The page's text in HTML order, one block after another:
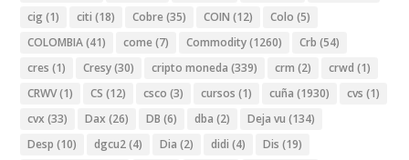
cig (1) citi (18) Cobre (35) COIN (12) Colo (5)
COLOMBIA(41) come (7) Commodity(1260) Crb (54)
cres (1) Cresy(30) cripto moneda (339) crm (2) crwd (1)
CRWV(1) CS (12) csco (3) cursos (1) cuña (1930) cvs (1)
cvx (33) Dax (26) DB (6) dba (2) Deja vu (134)
Desp (10) dgcu2(4) Dia (2) didi (4) Dis (19)